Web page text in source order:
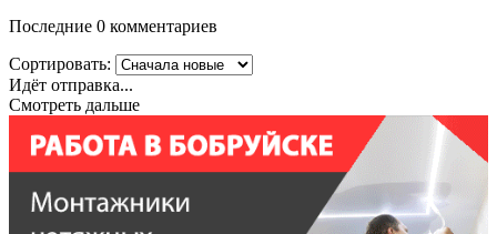
Последние 0 комментариев
Сортировать:
Идёт отправка...
Смотреть дальше